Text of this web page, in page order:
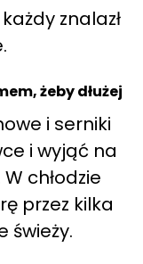
znalazł
żeby dłużej
i serniki
i wyjąć na
chłodzie
przez kilka
świeży.